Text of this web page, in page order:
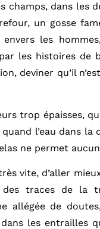
champs, dans les
un gosse
les
les histoires de
deviner qu’il
trop épaisses,
l’eau dans
ne permet
vite, d’aller
des traces de la
allégée de
dans les entrailles